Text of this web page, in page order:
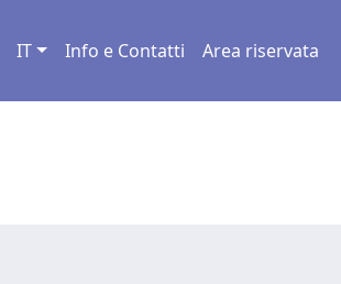
IT Info e Contatti Area riservata